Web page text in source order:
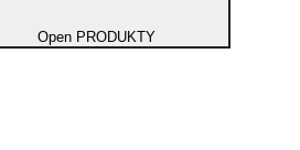
Open PRODUKTY